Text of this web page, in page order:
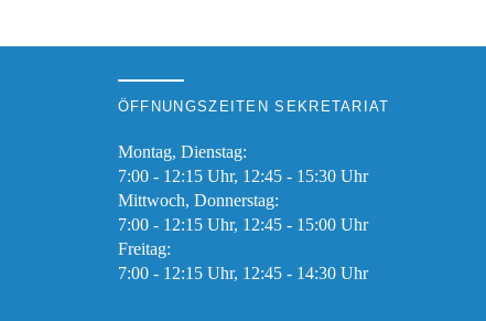
ÖFFNUNGSZEITEN SEKRETARIAT
Montag, Dienstag:
7:00 - 12:15 Uhr, 12:45 - 15:30 Uhr
Mittwoch, Donnerstag:
7:00 - 12:15 Uhr, 12:45 - 15:00 Uhr
Freitag:
7:00 - 12:15 Uhr, 12:45 - 14:30 Uhr